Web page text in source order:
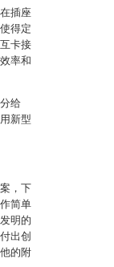
插座
得定
卡接
率和
给
新型
，下
简单
明的
出创
的附